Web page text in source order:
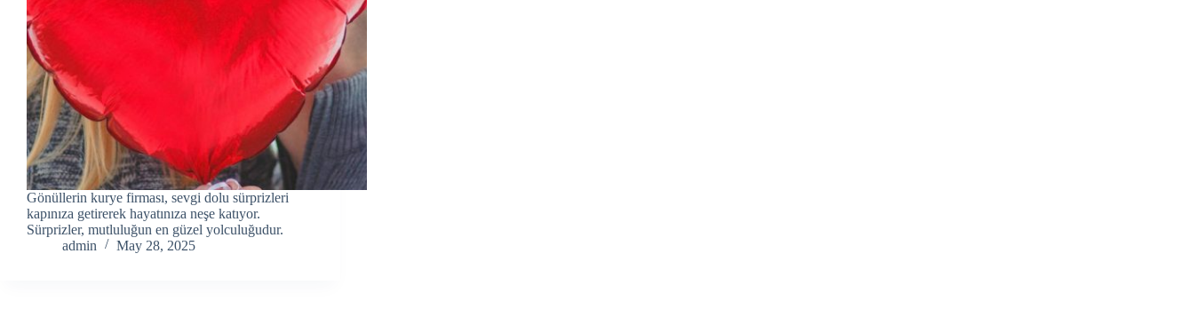
Gönüllerin kurye firması, sevgi dolu sürprizleri
kapınıza getirerek hayatınıza neşe katıyor.
Sürprizler, mutluluğun en güzel yolculuğudur.
admin
May 28, 2025